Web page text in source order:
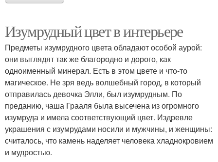
Изумрудный цвет в интерьере
Предметы изумрудного цвета обладают особой аурой:
они выглядят так же благородно и дорого, как
одноименный минерал. Есть в этом цвете и что-то
магическое. Не зря ведь волшебный город, в который
отправилась девочка Элли, был изумрудным. По
преданию, чаша Грааля была высечена из огромного
изумруда и имела соответствующий цвет. Издревле
украшения с изумрудами носили и мужчины, и женщины:
считалось, что камень наделяет человека хладнокровием
и мудростью.